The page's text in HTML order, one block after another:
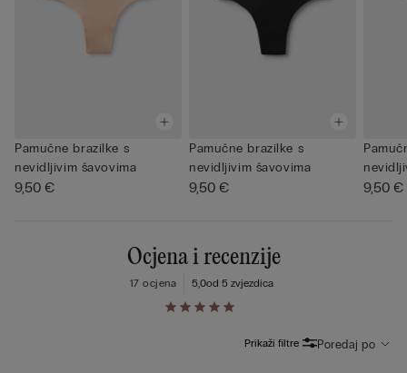
Pamučne brazilke s
nevidljivim šavovima
9,50 €
Pamučne brazilke s
nevidljivim šavovima
9,50 € 9,50 €
Ocjena i recenzije
5,0od 5 zvjezdica
17 ocjena
Poredaj po
Prikaži filtre